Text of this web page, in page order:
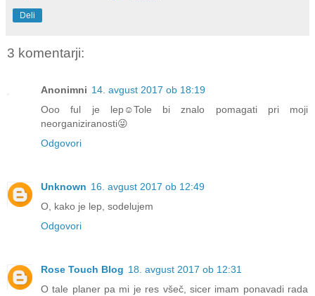
Deli
3 komentarji:
Anonimni 14. avgust 2017 ob 18:19
Ooo ful je lep☺️Tole bi znalo pomagati pri moji
neorganiziranosti😜
Odgovori
Unknown 16. avgust 2017 ob 12:49
O, kako je lep, sodelujem
Odgovori
Rose Touch Blog 18. avgust 2017 ob 12:31
O tale planer pa mi je res všeč, sicer imam ponavadi rada